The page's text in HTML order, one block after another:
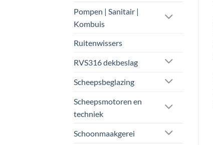
Pompen | Sanitair |
Kombuis
Ruitenwissers
RVS316 dekbeslag
Scheepsbeglazing
Scheepsmotoren en
techniek
Schoonmaakgerei